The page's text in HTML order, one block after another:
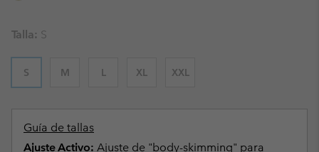
Talla: S
S M L XL XXL
Guía de tallas
Ajuste Activo: Ajuste de "body-skimming" para